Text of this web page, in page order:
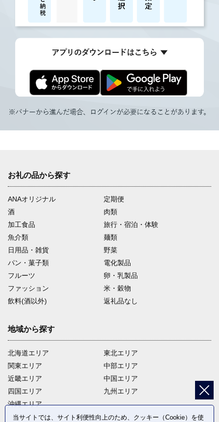
お礼の品から探す
ANAオリジナル
定期便
酒
肉類
加工食品
旅行・宿泊・体験
魚介類
麺類
日用品・雑貨
野菜
パン・菓子類
電化製品
フルーツ
卵・乳製品
ファッション
米・穀物
飲料(酒以外)
返礼品なし
地域から探す
北海道エリア
関東エリア
近畿エリア
四国エリア
沖縄エリア
東北エリア
中部エリア
中国エリア
九州エリア
当サイトでは、サイト利便性向上のため、クッキー（Cookie）を使